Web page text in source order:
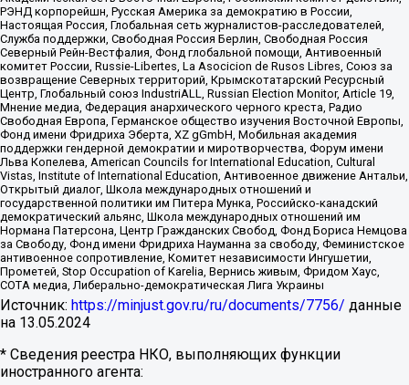
РЭНД корпорейшн, Русская Америка за демократию в России,
Настоящая Россия, Глобальная сеть журналистов-расследователей,
Служба поддержки, Свободная Россия Берлин, Свободная Россия
Северный Рейн-Вестфалия, Фонд глобальной помощи, Антивоенный
комитет России, Russie-Libertes, La Asocicion de Rusos Libres, Союз за
возвращение Северных территорий, Крымскотатарский Ресурсный
Центр, Глобальный союз IndustriALL, Russian Election Monitor, Article 19,
Мнение медиа, Федерация анархического черного креста, Радио
Свободная Европа, Германское общество изучения Восточной Европы,
Фонд имени Фридриха Эберта, XZ gGmbH, Мобильная академия
поддержки гендерной демократии и миротворчества, Форум имени
Льва Копелева, American Councils for International Education, Cultural
Vistas, Institute of International Education, Антивоенное движение Антальи,
Открытый диалог, Школа международных отношений и
государственной политики им Питера Мунка, Российско-канадский
демократический альянс, Школа международных отношений им
Нормана Патерсона, Центр Гражданских Свобод, Фонд Бориса Немцова
за Свободу, Фонд имени Фридриха Науманна за свободу, Феминистское
антивоенное сопротивление, Комитет независимости Ингушетии,
Прометей, Stop Occupation of Karelia, Вернись живым, Фридом Хаус,
СОТА медиа, Либерально-демократическая Лига Украины
Источник: https://minjust.gov.ru/ru/documents/7756/ данные
на 13.05.2024
* Сведения реестра НКО, выполняющих функции
иностранного агента: